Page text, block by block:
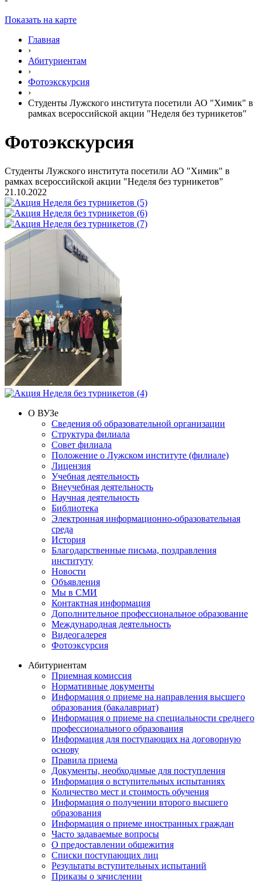
Показать на карте
Главная
›
Абитуриентам
›
Фотоэкскурсия
›
Студенты Лужского института посетили АО "Химик" в
рамках всероссийской акции "Неделя без турникетов"
Фотоэкскурсия
Студенты Лужского института посетили АО "Химик" в
рамках всероссийской акции "Неделя без турникетов"
21.10.2022
О ВУЗе
Сведения об образовательной организации
Структура филиала
Совет филиала
Положение о Лужском институте (филиале)
Лицензия
Учебная деятельность
Внеучебная деятельность
Научная деятельность
Библиотека
Электронная информационно-образовательная
среда
История
Благодарственные письма, поздравления
институту
Новости
Объявления
Мы в СМИ
Контактная информация
Дополнительное профессиональное образование
Международная деятельность
Видеогалерея
Фотоэксурсия
Абитуриентам
Приемная комиссия
Нормативные документы
Информация о приеме на направления высшего
образования (бакалавриат)
Информация о приеме на специальности среднего
профессионального образования
Информация для поступающих на договорную
основу
Правила приема
Документы, необходимые для поступления
Информация о вступительных испытаниях
Количество мест и стоимость обучения
Информация о получении второго высшего
образования
Информация о приеме иностранных граждан
Часто задаваемые вопросы
О предоставлении общежития
Списки поступающих лиц
Результаты вступительных испытаний
Приказы о зачислении